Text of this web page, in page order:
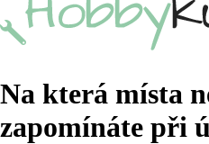
Na která místa
zapomínáte při